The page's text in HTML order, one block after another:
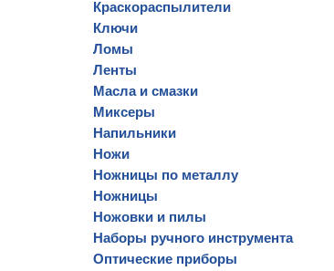
Краскораспылители
Ключи
Ломы
Ленты
Масла и смазки
Миксеры
Напильники
Ножи
Ножницы по металлу
Ножницы
Ножовки и пилы
Наборы ручного инструмента
Оптические приборы